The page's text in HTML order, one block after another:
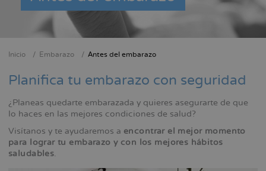
enlaces
ayuda
la
navegación
Inicio Embarazo Antes del embarazo
Planifica tu embarazo con seguridad
¿Planeas quedarte embarazada y quieres asegurarte de que
lo haces en las mejores condiciones de salud?
Visítanos y te ayudaremos a encontrar el mejor momento
para lograr tu embarazo y con los mejores hábitos
saludables.